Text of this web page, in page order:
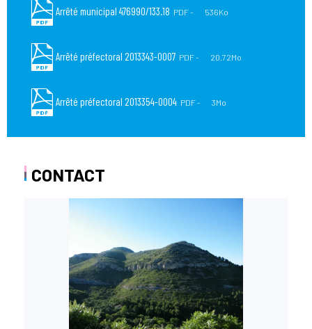
Arrêté municipal 476990/133.18 PDF 536Ko
Arrêté préfectoral 2013343-0007 PDF 20.72Mo
Arrêté préfectoral 2013354-0004 PDF 3Mo
CONTACT